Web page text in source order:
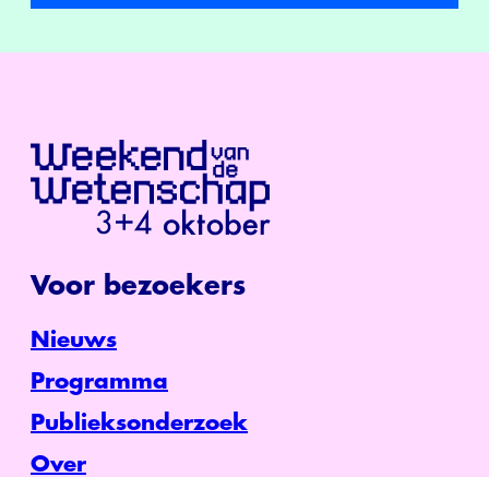
Voor bezoekers
Nieuws
Programma
Publieksonderzoek
Over